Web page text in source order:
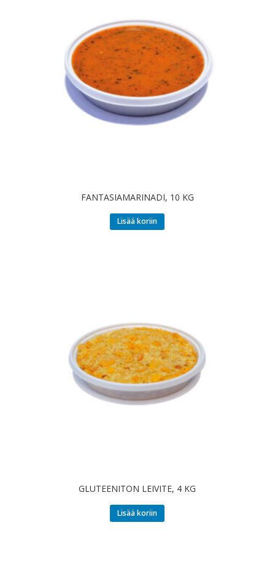
FANTASIAMARINADI, 10 KG
Lisää koriin
GLUTEENITON LEIVITE, 4 KG
Lisää koriin